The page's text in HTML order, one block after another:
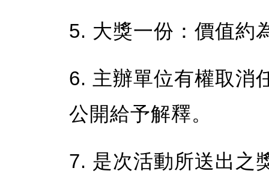
5. 大獎一份：價值約
6. 主辦單位有權取消
公開給予解釋。
7. 是次活動所送出之